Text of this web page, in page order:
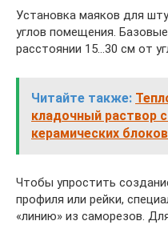
Установка маяков для
углов помещения.
расстоянии 15…30 см от
Читайте также:
кладочный раствор
керамических
Чтобы упростить
профиля или рейки,
«линию» из саморезов.